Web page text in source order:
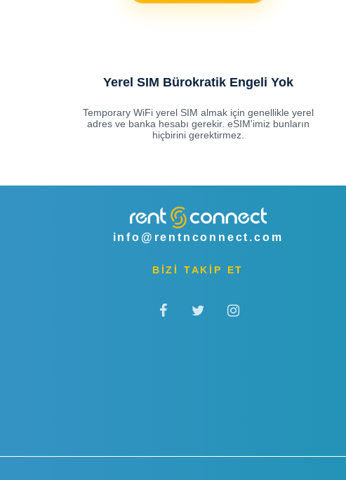
Yerel SIM Bürokratik Engeli Yok
Temporary WiFi yerel SIM almak için genellikle yerel
adres ve banka hesabı gerekir. eSIM'imiz bunların
hiçbirini gerektirmez.
info@rentnconnect.com
BİZİ TAKİP ET